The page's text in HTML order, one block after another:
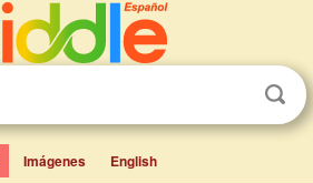
Imágenes English